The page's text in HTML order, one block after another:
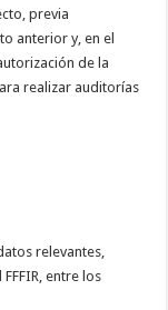
previa
anterior y, en el
de la
realizar auditorías
relevantes,
entre los